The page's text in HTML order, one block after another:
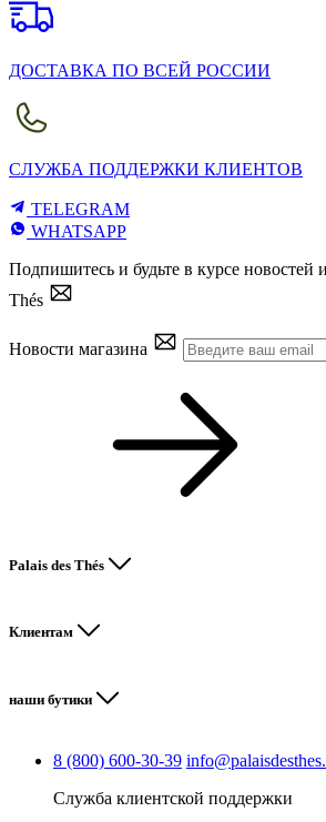
ДОСТАВКА ПО ВСЕЙ РОССИИ
СЛУЖБА ПОДДЕРЖКИ КЛИЕНТОВ
TELEGRAM
WHATSAPP
Подпишитесь и будьте в курсе новостей
Thés
Новости магазина
Palais des Thés
Клиентам
наши бутики
8 (800) 600-30-39
Служба клиентской поддержки